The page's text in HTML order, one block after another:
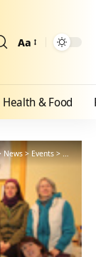
Aa
Health & Food
News>Events>